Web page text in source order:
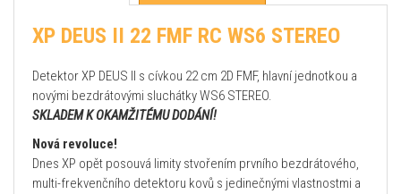
XP DEUS II 22 FMF RC WS6 STEREO
Detektor XP DEUS II s cívkou 22 cm 2D FMF, hlavní jednotkou a
novými bezdrátovými sluchátky WS6 STEREO.
SKLADEM K OKAMŽITÉMU DODÁNÍ!
Nová revoluce!
Dnes XP opět posouvá limity stvořením prvního bezdrátového,
multi-frekvenčního detektoru kovů s jedinečnými vlastnostmi a